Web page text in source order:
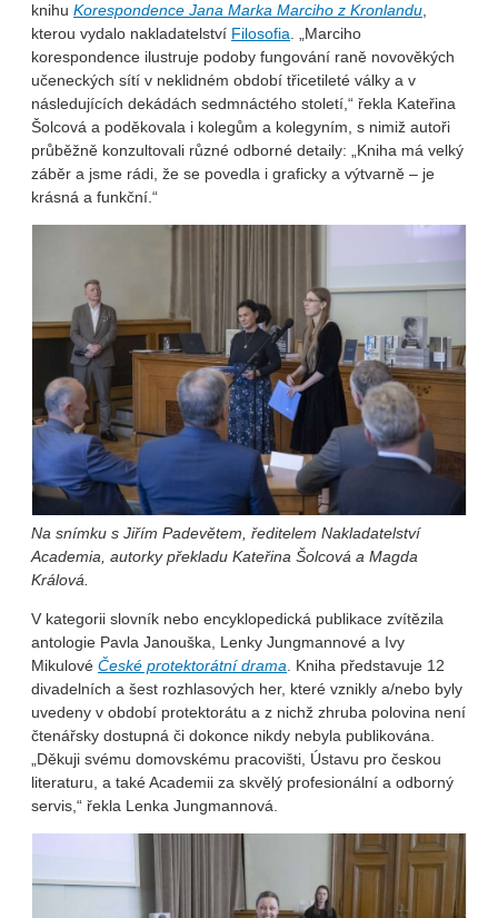
knihu Korespondence Jana Marka Marciho z Kronlandu
kterou vydalo nakladatelství Filosofia . „Marciho
korespondence ilustruje podoby fungování raně novověkých
učeneckých sítí v neklidném období třicetileté války a v
následujících dekádách sedmnáctého století,“ řekla Kateřina
Šolcová a poděkovala i kolegům a kolegyním, s nimiž autoři
průběžně konzultovali různé odborné detaily: „Kniha má velký
záběr a jsme rádi, že se povedla i graficky a výtvarně – je
krásná a funkční.“
Na snímku s Jiřím Padevětem, ředitelem Nakladatelství
Academia, autorky překladu Kateřina Šolcová a Magda
Králová.
V kategorii slovník nebo encyklopedická publikace zvítězila
antologie Pavla Janouška, Lenky Jungmannové a Ivy
Mikulové České protektorátní drama . Kniha představuje 12
divadelních a šest rozhlasových her, které vznikly a/nebo byly
uvedeny v období protektorátu a z nichž zhruba polovina není
čtenářsky dostupná či dokonce nikdy nebyla publikována.
„Děkuji svému domovskému pracovišti, Ústavu pro českou
literaturu, a také Academii za skvělý profesionální a odborný
servis,“ řekla Lenka Jungmannová.